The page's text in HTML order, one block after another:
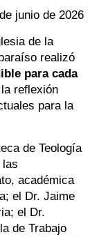
junio de 2026
de la
realizó
para cada
reflexión
para la
de Teología
las
académica
el Dr. Jaime
el Dr.
de Trabajo